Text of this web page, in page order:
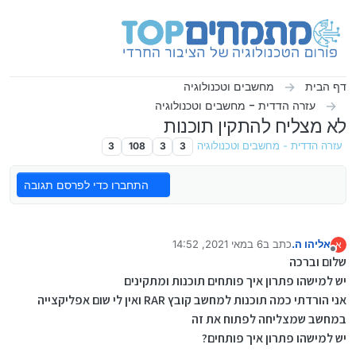
דף הבית
מחשבים וטכנולוגיה
עזרה הדדית - מחשבים וטכנולוגיה
לא מצליח להתקין תוכנות
עזרה הדדית - מחשבים וטכנולוגיה 3
3
108
3
התחברו כדי לפרסם תגובה
א
מנותק
אליהו ה.כתב ב6 במאי 2021, 14:52
נערך לאחרונה על ידי
שלום וברכה
יש למישהו פתרון איך פותחים תוכנות ומתקינים
אני הורדתי כמה תוכנות למחשב קובץ RAR ואין לי שום אפליקצייה
במחשב שמצליחה לפתוח את זה
יש למישהו פתרון איך פותחים?